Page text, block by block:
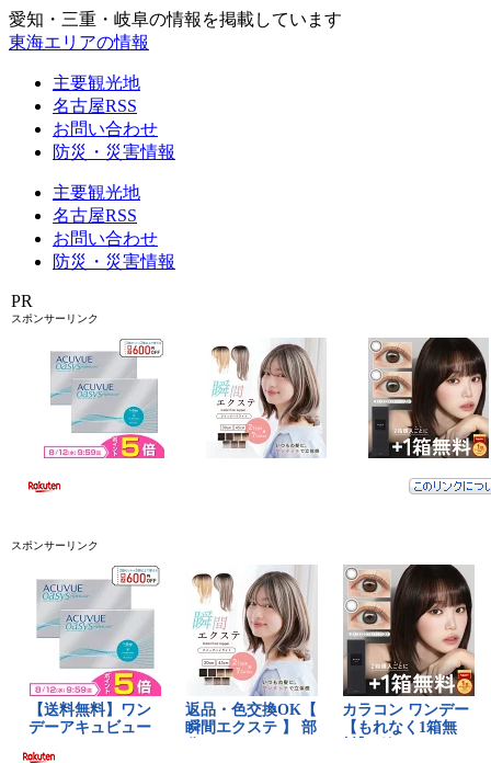
愛知・三重・岐阜の情報を掲載しています
東海エリアの情報
主要観光地
名古屋RSS
お問い合わせ
防災・災害情報
主要観光地
名古屋RSS
お問い合わせ
防災・災害情報
PR
スポンサーリンク
スポンサーリンク